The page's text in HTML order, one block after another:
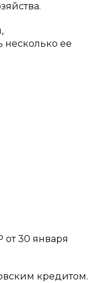
ее
30 января
кредитом.